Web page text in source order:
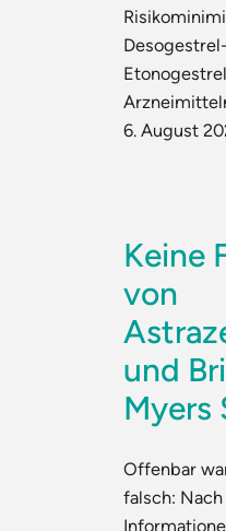
6. August
Keine
von
und
Myers
Offenbar
falsch: